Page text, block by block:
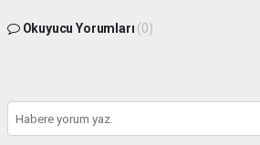
Okuyucu Yorumları (0)